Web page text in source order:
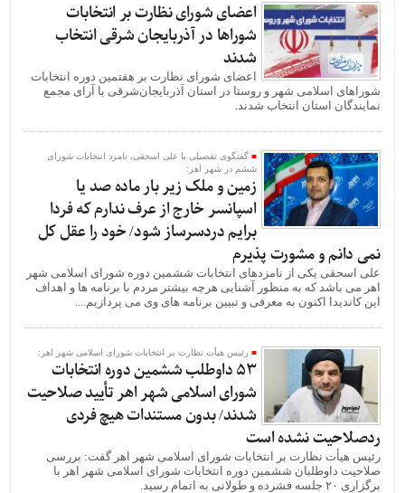
اعضای شورای نظارت بر انتخابات
شوراها در آذربایجان شرقی انتخاب
شدند
اعضای شورای نظارت بر هفتمین دوره انتخابات
شوراهای اسلامی شهر و روستا در استان آذربایجان‌شرقی با آرای مجمع
نمایندگان استان انتخاب شدند.
گفتگوی تفصیلی با علی اسحقی، نامزد انتخابات شورای
ششم در شهر اهر:
زمین و ملک زیر بار ماده صد یا
اسپانسر خارج از عرف ندارم که فردا
برایم دردسرساز شود/ خود را عقل کل
نمی دانم و مشورت پذیرم
علی اسحقی یکی از نامزدهای انتخابات ششمین دوره شورای اسلامی شهر
اهر می باشد که به‌ منظور آشنایی هرچه بیشتر مردم با برنامه‌ ها و اهداف
این کاندیدا اکنون به معرفی و تبیین برنامه های وی می پردازیم....
رئیس هیأت نظارت بر انتخابات شورای اسلامی شهر اهر:
۵۳ داوطلب ششمین دوره انتخابات
شورای اسلامی شهر اهر تأیید صلاحیت
شدند/ بدون مستندات هیچ فردی
ردصلاحیت نشده است
رئیس هیأت نظارت بر انتخابات شورای اسلامی شهر اهر گفت: بررسی
صلاحیت داوطلبان ششمین دوره انتخابات شورای اسلامی شهر اهر با
برگزاری ۲۰ جلسه فشرده و طولانی به اتمام رسید.